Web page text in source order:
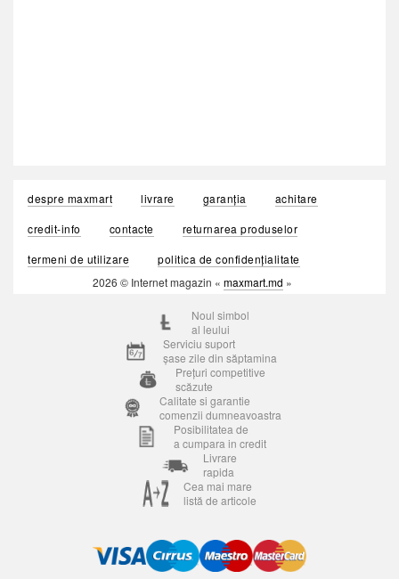
despre maxmart livrare garanția
achitare
credit-info
contacte
returnarea produselor
termeni de utilizare
politica de confidențialitate
2026 © Internet magazin « maxmart.md »
Noul simbol
al leului
Serviciu suport
șase zile din săptamina
Prețuri competitive
scăzute
Calitate si garantie
comenzii dumneavoastra
Posibilitatea de
a cumpara in credit
Livrare
rapida
Cea mai mare
listă de articole